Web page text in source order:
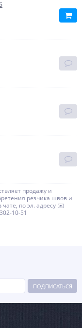
продажу и
резчика швов и
чате, по эл. адресу ✉️
10-51
ПОДПИСАТЬСЯ